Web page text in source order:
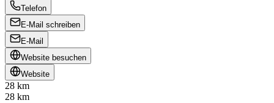
Telefon
E-Mail schreiben
E-Mail
Website besuchen
Website
28 km
28 km